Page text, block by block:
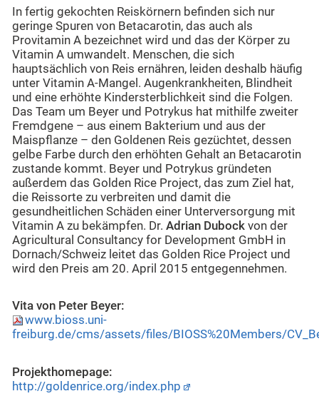
In fertig gekochten Reiskörnern befinden sich nur
geringe Spuren von Betacarotin, das auch als
Provitamin A bezeichnet wird und das der Körper zu
Vitamin A umwandelt. Menschen, die sich
hauptsächlich von Reis ernähren, leiden deshalb häufig
unter Vitamin A-Mangel. Augenkrankheiten, Blindheit
und eine erhöhte Kindersterblichkeit sind die Folgen.
Das Team um Beyer und Potrykus hat mithilfe zweiter
Fremdgene – aus einem Bakterium und aus der
Maispflanze – den Goldenen Reis gezüchtet, dessen
gelbe Farbe durch den erhöhten Gehalt an Betacarotin
zustande kommt. Beyer und Potrykus gründeten
außerdem das Golden Rice Project, das zum Ziel hat,
die Reissorte zu verbreiten und damit die
gesundheitlichen Schäden einer Unterversorgung mit
Vitamin A zu bekämpfen. Dr. Adrian Dubock von der
Agricultural Consultancy for Development GmbH in
Dornach/Schweiz leitet das Golden Rice Project und
wird den Preis am 20. April 2015 entgegennehmen.
Vita von Peter Beyer:
www.bioss.uni-
freiburg.de/cms/assets/files/BIOSS%20Members/
Projekthomepage:
http://goldenrice.org/index.php